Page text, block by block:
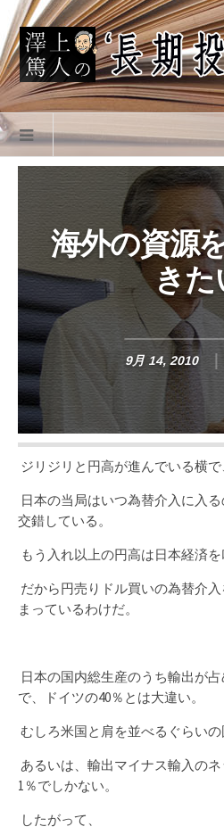
海外の資源
きた
9月 14, 2010
ジリジリと円高が進んでいる横で
日本の当局はいつ為替介入に入
交錯している。
もう入れ以上の円高は日本経済を
だから円売りドル買いの為替介
まっているわけだ。
日本の国内総生産のうち輸出が
で、
ドイツの40％とは大違い。
むしろ米国と肩を並べるぐらいの
あるいは、輸出マイナス輸入の
1％でしかない。
したがって、